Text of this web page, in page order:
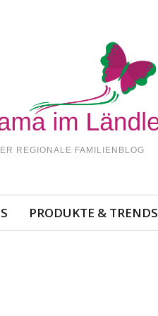
REGIONALE FAMILIENBLOG
PRODUKTE & TRENDS